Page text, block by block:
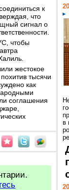
к
что
сигнал о
чтобы
жестокое
тысячи
как
соглашения
в